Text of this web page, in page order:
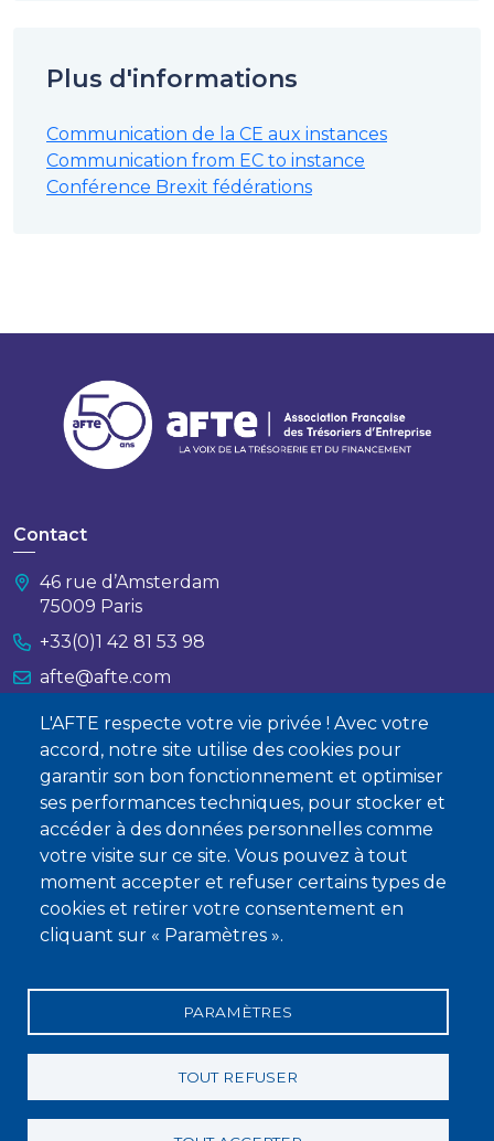
L'AFTE respecte votre vie privée ! Avec votre
accord, notre site utilise des cookies pour
garantir son bon fonctionnement et optimiser
ses performances techniques, pour stocker et
accéder à des données personnelles comme
votre visite sur ce site. Vous pouvez à tout
moment accepter et refuser certains types de
cookies et retirer votre consentement en
cliquant sur « Paramètres ».
PARAMÈTRES
TOUT REFUSER
Plus d'informations
Communication de la CE aux instances
Communication from EC to instance
Conférence Brexit fédérations
Contact
46 rue d’Amsterdam
75009 Paris
+33(0)1 42 81 53 98
afte@afte.com
Nous contacter
À propos
Qui sommes-nous ?
Devenir membre
Mentions légales
Conditions générales de vente